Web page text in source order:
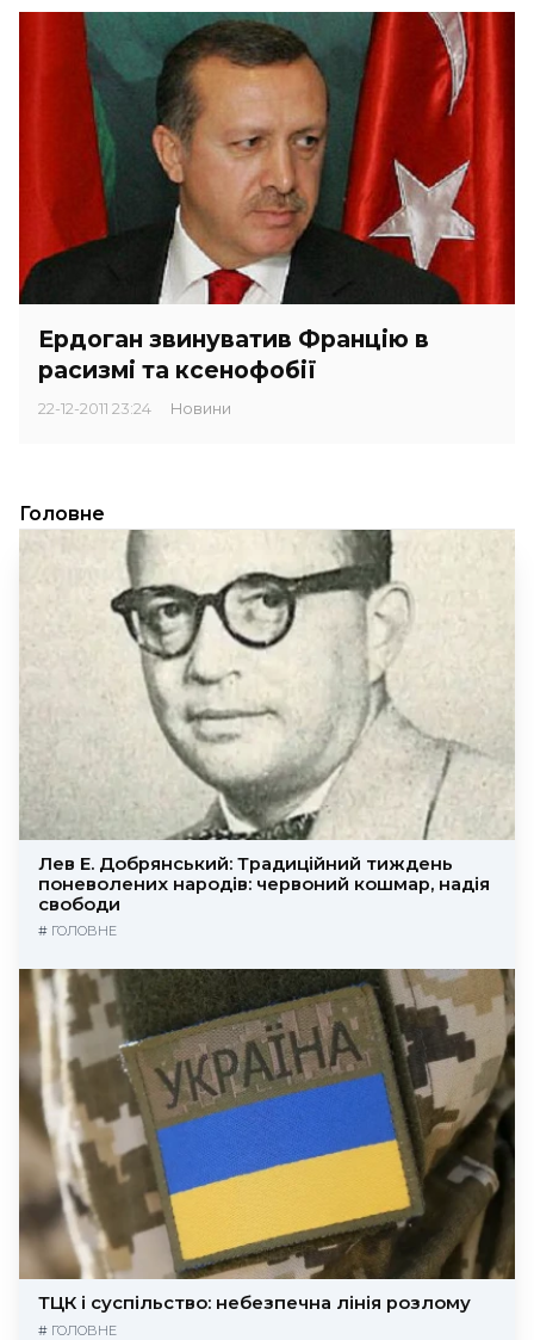
Ердоган звинуватив Францію в
расизмі та ксенофобії
22-12-2011 23:24 Новини
Головне
Лев Е. Добрянський: Традиційний тиждень
поневолених народів: червоний кошмар, надія
свободи
# ГОЛОВНЕ
ТЦК і суспільство: небезпечна лінія розлому
# ГОЛОВНЕ